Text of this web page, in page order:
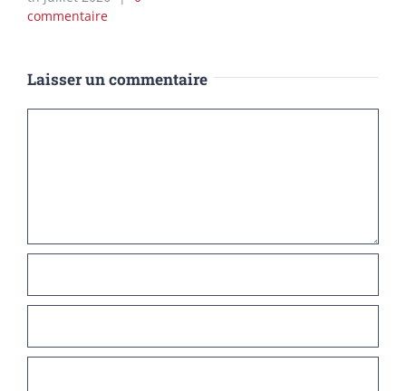
commentaire
Laisser un commentaire